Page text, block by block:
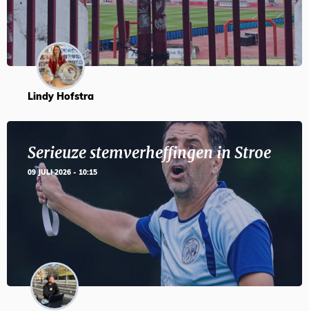
Lindy Hofstra
Serieuze stemverheffingen in Stroe
09 JULI 2026 - 10:15